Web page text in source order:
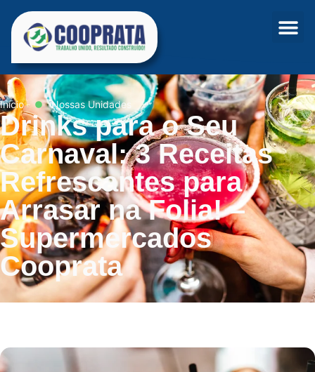
Início Nossas Unidades
Drinks para o Seu
Carnaval: 3 Receitas
Refrescantes para
Arrasar na Folia! –
Supermercados
Cooprata